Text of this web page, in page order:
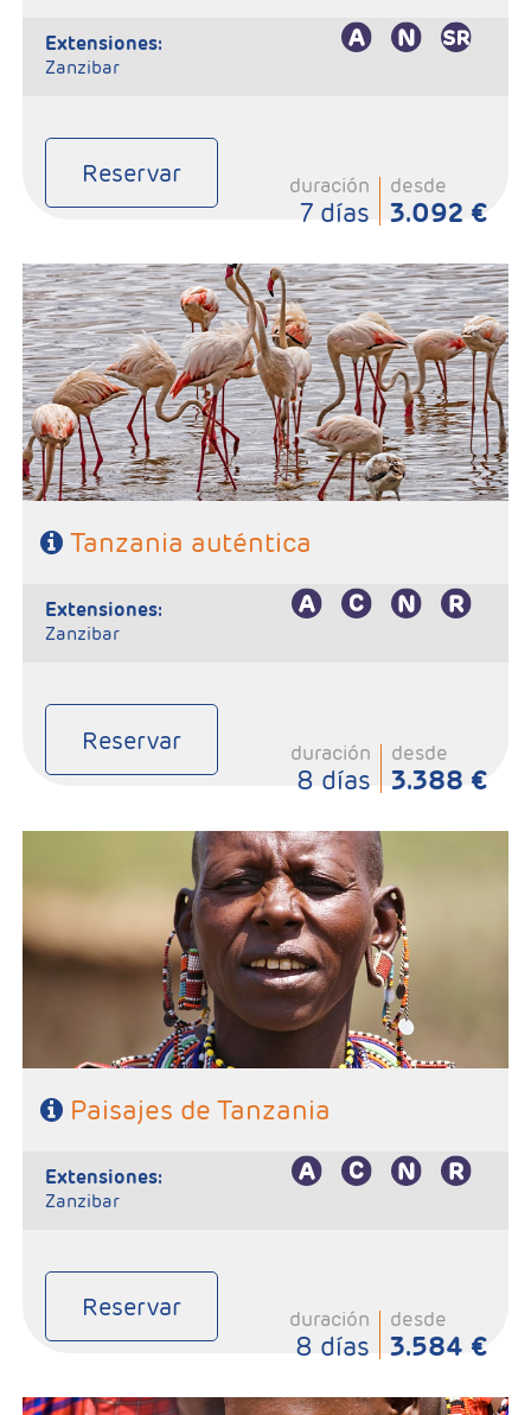
extensiones:
Zanzibar
Reservar duración
7 días
desde
3.092 €
- Salidas: Martes
- Ruta: 1noche Campamento Masai, 1 noche Tarangire, 2n
Serengeti, 1 noche Ngorongoro
- Régimen: Pensión completa
- A destacar: Visado a la entrada del país.
Tanzania auténtica
extensiones:
Zanzibar
Reservar duración
8 días
desde
3.388 €
- Ruta: 2 noche Lake Manyara, 2 noches Serengeti, 1 noche
- Régimen: Pensión completa
Paisajes de Tanzania
extensiones:
Zanzibar
Reservar duración
8 días
desde
3.584 €